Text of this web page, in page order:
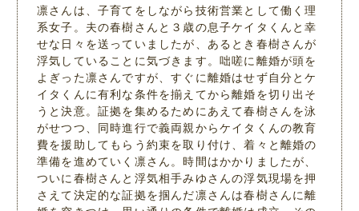
凛さんは、子育てをしながら技術営業として働く理
系女子。夫の春樹さんと３歳の息子ケイタくんと幸
せな日々を送っていましたが、あるとき春樹さんが
浮気していることに気づきます。咄嗟に離婚が頭を
よぎった凛さんですが、すぐに離婚はせず自分とケ
イタくんに有利な条件を揃えてから離婚を切り出そ
うと決意。証拠を集めるためにあえて春樹さんを泳
がせつつ、同時進行で義両親からケイタくんの教育
費を援助してもらう約束を取り付け、着々と離婚の
準備を進めていく凛さん。時間はかかりましたが、
ついに春樹さんと浮気相手みゆさんの浮気現場を押
さえて決定的な証拠を掴んだ凛さんは春樹さんに離